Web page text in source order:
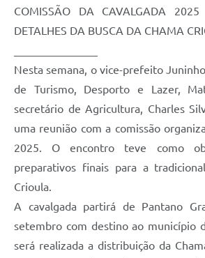
Editais
Links
Agenda
SIC
Diário Oficial
COMISSÃO DA CAVALGADA 2025
DETALHES DA BUSCA DA CHAMA
Nesta semana, o vice-prefeito
de Turismo, Desporto e Lazer,
secretário de Agricultura, Charles
uma reunião com a comissão
2025. O encontro teve como
preparativos finais para a
Crioula.
A cavalgada partirá de Pantano
setembro com destino ao município
será realizada a distribuição da